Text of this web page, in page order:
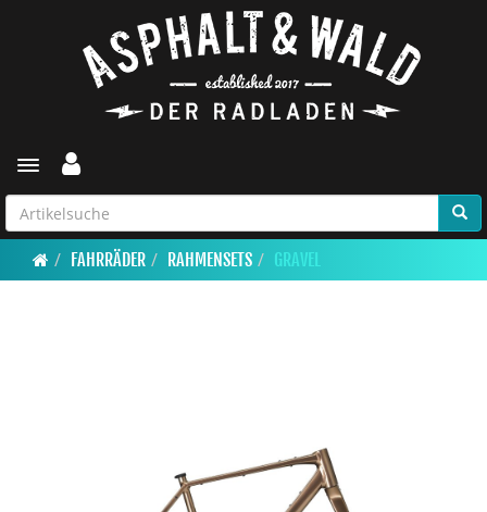
Toggle navigation
FAHRRÄDER RAHMENSETS GRAVEL